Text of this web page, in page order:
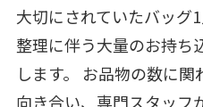
大切にされていたバッグ
整理に伴う大量のお持ち
します。 お品物の数に
向き合い、専門スタッフ